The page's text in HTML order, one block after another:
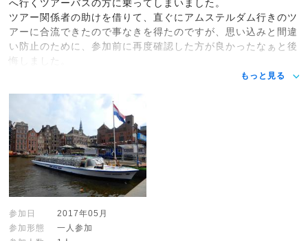
へ行くツアーバスの方に乗ってしまいました。
ツアー関係者の助けを借りて、直ぐにアムステルダム行きのツ
アーに合流できたので事なきを得たのですが、思い込みと間違
い防止のために、参加前に再度確認した方が良かったなぁと後
悔しました。
もっと見る
参加日
2017年05月
参加形態
一人参加